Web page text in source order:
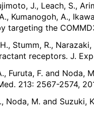
J., Leach, S.,
Kumanogoh, A.,
targeting the
Stumm, R.,
receptors. J.
Furuta, F. and
213: 2567-2574,
Noda, M. and